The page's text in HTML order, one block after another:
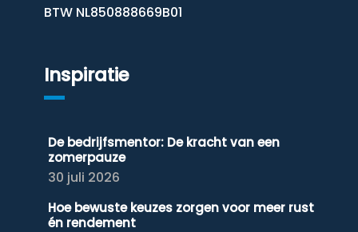
BTW NL850888669B01
Inspiratie
De bedrijfsmentor: De kracht van een
zomerpauze
30 juli 2026
Hoe bewuste keuzes zorgen voor meer rust
én rendement